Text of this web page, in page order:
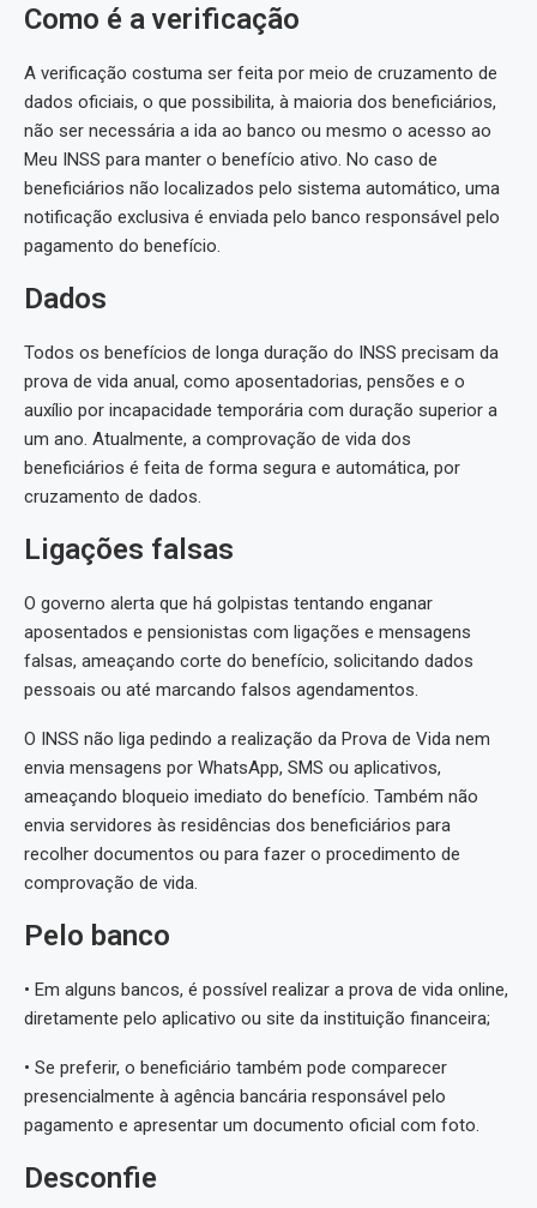
Como é a verificação
A verificação costuma ser feita por meio de cruzamento de
dados oficiais, o que possibilita, à maioria dos beneficiários,
não ser necessária a ida ao banco ou mesmo o acesso ao
Meu INSS para manter o benefício ativo. No caso de
beneficiários não localizados pelo sistema automático, uma
notificação exclusiva é enviada pelo banco responsável pelo
pagamento do benefício.
Dados
Todos os benefícios de longa duração do INSS precisam da
prova de vida anual, como aposentadorias, pensões e o
auxílio por incapacidade temporária com duração superior a
um ano. Atualmente, a comprovação de vida dos
beneficiários é feita de forma segura e automática, por
cruzamento de dados.
Ligações falsas
O governo alerta que há golpistas tentando enganar
aposentados e pensionistas com ligações e mensagens
falsas, ameaçando corte do benefício, solicitando dados
pessoais ou até marcando falsos agendamentos.
O INSS não liga pedindo a realização da Prova de Vida nem
envia mensagens por WhatsApp, SMS ou aplicativos,
ameaçando bloqueio imediato do benefício. Também não
envia servidores às residências dos beneficiários para
recolher documentos ou para fazer o procedimento de
comprovação de vida.
Pelo banco
• Em alguns bancos, é possível realizar a prova de vida online,
diretamente pelo aplicativo ou site da instituição financeira;
• Se preferir, o beneficiário também pode comparecer
presencialmente à agência bancária responsável pelo
pagamento e apresentar um documento oficial com foto.
Desconfie